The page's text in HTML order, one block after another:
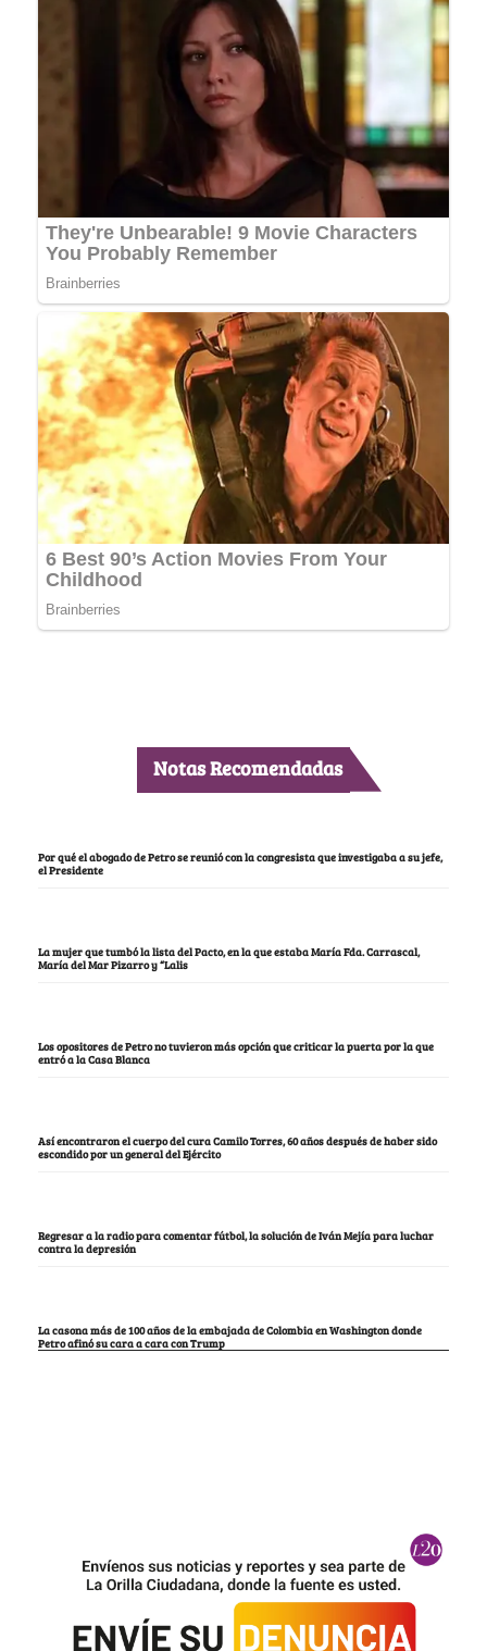
Notas Recomendadas
Por qué el abogado de Petro se reunió con la congresista que investigaba a su jefe,
el Presidente
La mujer que tumbó la lista del Pacto, en la que estaba María Fda. Carrascal,
María del Mar Pizarro y “Lalis
Los opositores de Petro no tuvieron más opción que criticar la puerta por la que
entró a la Casa Blanca
Así encontraron el cuerpo del cura Camilo Torres, 60 años después de haber sido
escondido por un general del Ejército
Regresar a la radio para comentar fútbol, la solución de Iván Mejía para luchar
contra la depresión
La casona más de 100 años de la embajada de Colombia en Washington donde
Petro afinó su cara a cara con Trump